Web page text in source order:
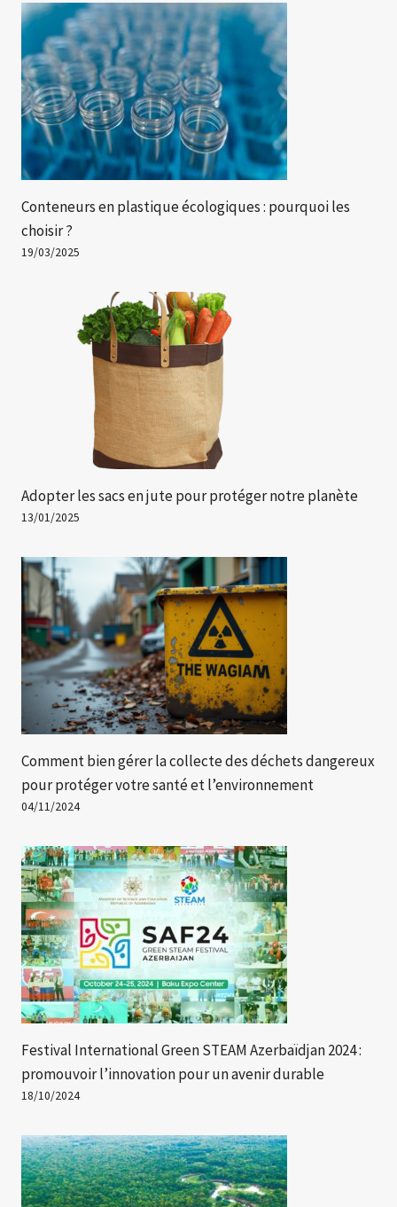
Conteneurs en plastique écologiques : pourquoi les
choisir ?
19/03/2025
Adopter les sacs en jute pour protéger notre planète
13/01/2025
Comment bien gérer la collecte des déchets dangereux
pour protéger votre santé et l’environnement
04/11/2024
Festival International Green STEAM Azerbaïdjan 2024 :
promouvoir l’innovation pour un avenir durable
18/10/2024